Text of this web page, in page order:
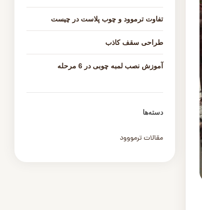
تفاوت ترموود و چوب پلاست در چیست
طراحی سقف کاذب
آموزش نصب لمبه چوبی در 6 مرحله
دسته‌ها
مقالات ترمووود